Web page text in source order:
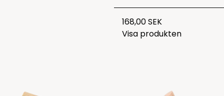
168,00 SEK
Visa produkten